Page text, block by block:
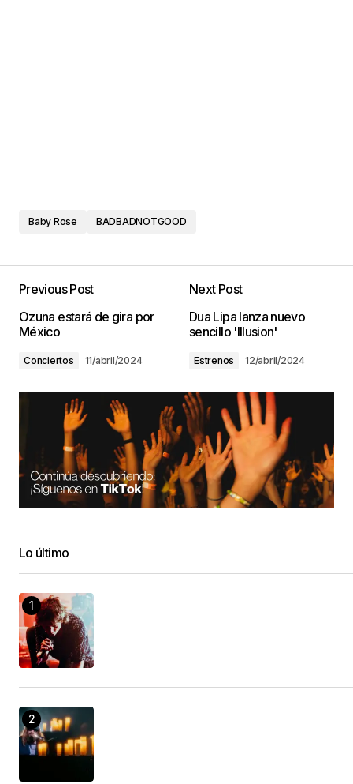
Baby Rose BADBADNOTGOOD
Previous Post
Ozuna estará de gira por
México
Conciertos 11/abril/2024
Next Post
Dua Lipa lanza nuevo
sencillo 'Illusion'
Estrenos 12/abril/2024
Lo último